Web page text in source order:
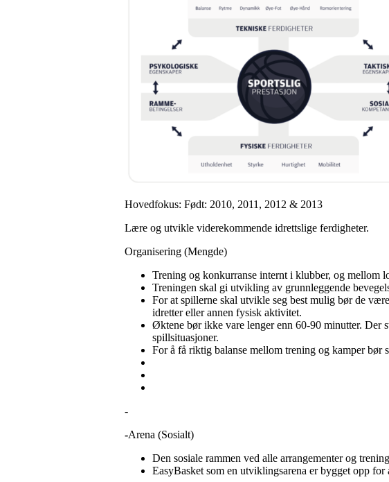
Hovedfokus: Født: 2010, 2011, 2012 & 2013
Lære og utvikle viderekommende idrettslige ferdigheter.
Organisering (Mengde)
Trening og konkurranse internt i klubber, og mellom
Treningen skal gi utvikling av grunnleggende
For at spillerne skal utvikle seg best mulig bør de
idretter eller annen fysisk aktivitet.
Øktene bør ikke vare lenger enn 60-90 minutter. Der
spillsituasjoner.
For å få riktig balanse mellom trening og kamper bør
-
-Arena (Sosialt)
Den sosiale rammen ved alle arrangementer og
EasyBasket som en utviklingsarena er bygget opp